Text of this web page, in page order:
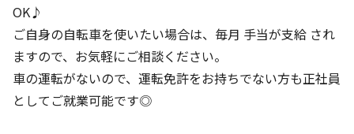
OK♪
ご自身の自転車を使いたい場合は、毎月 手当が支給 され
ますので、お気軽にご相談ください。
車の運転がないので、運転免許をお持ちでない方も正社員
としてご就業可能です◎